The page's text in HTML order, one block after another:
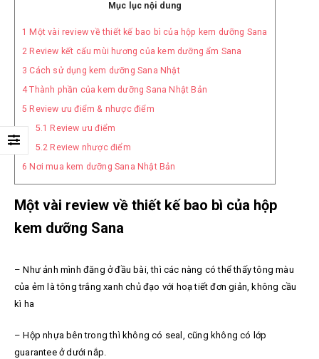
Mục lục nội dung
1 Một vài review về thiết kế bao bì của hộp kem dưỡng Sana
2 Review kết cấu mùi hương của kem dưỡng ẩm Sana
3 Cách sử dụng kem dưỡng Sana Nhật
4Thành phần của kem dưỡng Sana Nhật Bản
5 Review ưu điểm & nhược điểm
5.1 Review ưu điểm
5.2 Review nhược điểm
6 Nơi mua kem dưỡng Sana Nhật Bản
Một vài review về thiết kế bao bì của hộp
kem dưỡng Sana
– Như ảnh mình đăng ở đầu bài, thì các nàng có thể thấy tông màu
của ẻm là tông trắng xanh chủ đạo với hoạ tiết đơn giản, không cầu
kì ha
– Hộp nhựa bên trong thì không có seal, cũng không có lớp
guarantee ở dưới nắp.